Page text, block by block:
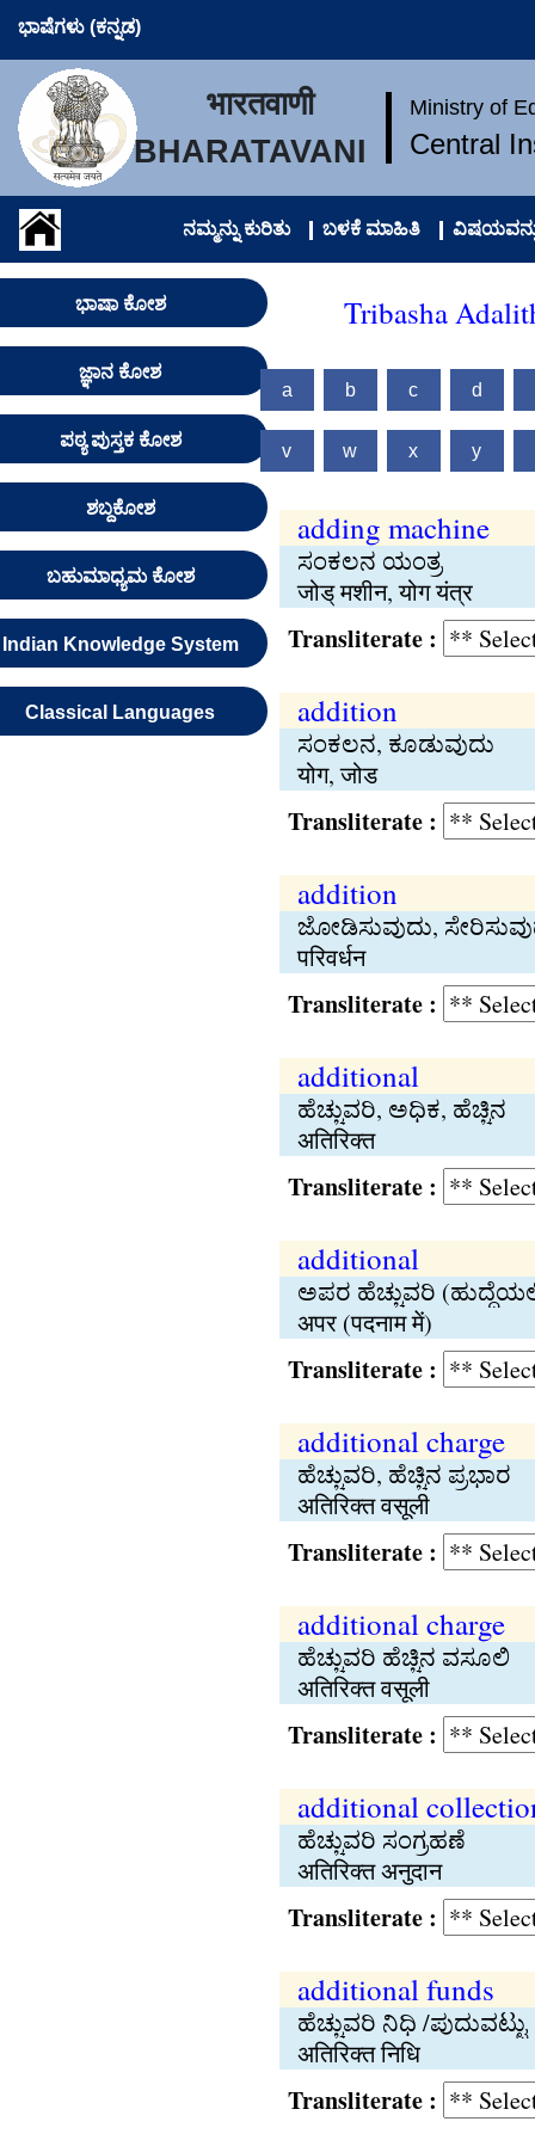
ಭಾಷೆಗಳು (ಕನ್ನಡ)
भारतवाणी
BHARATAVANI
Ministry of
Central
ನಮ್ಮನ್ನು ಕುರಿತು ಬಳಕೆ ಮಾಹಿತಿ
ಭಾಷಾ ಕೋಶ
ಜ್ಞಾನ ಕೋಶ
ಪಠ್ಯ ಪುಸ್ತಕ ಕೋಶ
ಶಬ್ದಕೋಶ
ಬಹುಮಾಧ್ಯಮ ಕೋಶ
Indian Knowledge System
Classical Languages
Tribasha
a b c d
v w x y
adding machine
ಸಂಕಲನ ಯಂತ್ರ
जोड् मशीन, योग यंत्र
Transliterate :
addition
ಸಂಕಲನ, ಕೂಡುವುದು
योग, जोड
Transliterate :
addition
ಜೋಡಿಸುವುದು,
परिवर्धन
Transliterate :
additional
ಹೆಚ್ಚುವರಿ, ಅಧಿಕ, ಹೆಚ್ಚಿನ
अतिरिक्त
Transliterate :
additional
ಅಪರ ಹೆಚ್ಚುವರಿ
अपर (पदनाम में)
Transliterate :
additional charge
ಹೆಚ್ಚುವರಿ, ಹೆಚ್ಚಿನ ಪ್ರಭಾರ
अतिरिक्त वसूली
Transliterate :
additional charge
ಹೆಚ್ಚುವರಿ ಹೆಚ್ಚಿನ ವಸೂಲಿ
अतिरिक्त वसूली
Transliterate :
additional
ಹೆಚ್ಚುವರಿ ಸಂಗ್ರಹಣೆ
अतिरिक्त अनुदान
Transliterate :
additional funds
ಹೆಚ್ಚುವರಿ ನಿಧಿ /ಪುದುವಟ್ಟು
अतिरिक्त निधि
Transliterate :